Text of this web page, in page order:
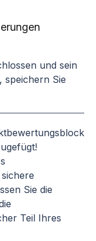
und sein
speichern Sie
Sie die
Teil Ihres